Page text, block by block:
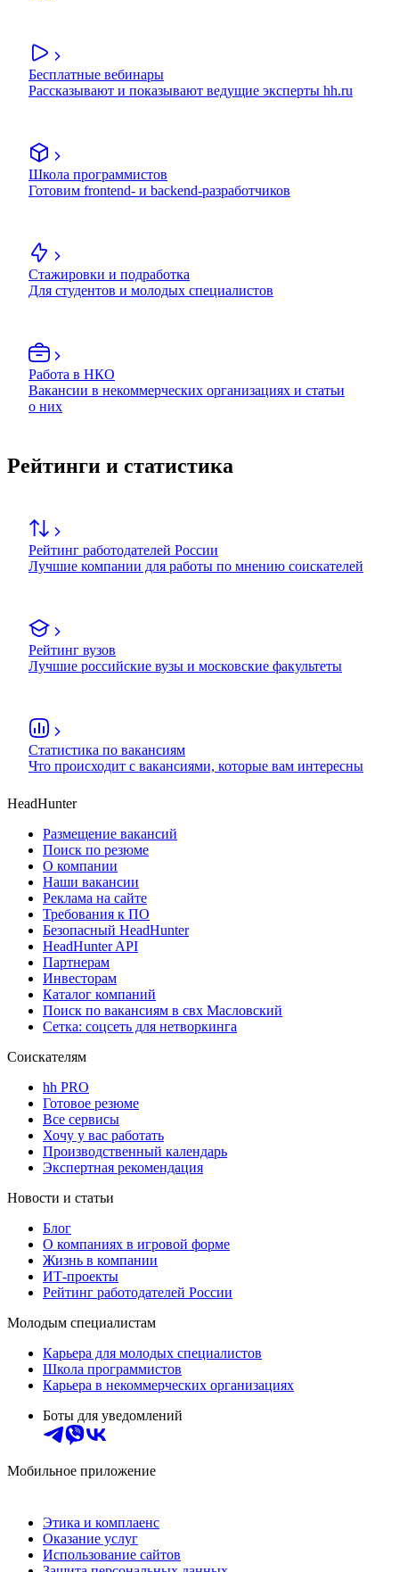
Бесплатные вебинары
Рассказывают и показывают ведущие эксперты hh.ru
Школа программистов
Готовим frontend- и backend-разработчиков
Стажировки и подработка
Для студентов и молодых специалистов
Работа в НКО
Вакансии в некоммерческих организациях и статьи
о них
Рейтинги и статистика
Рейтинг работодателей России
Лучшие компании для работы по мнению соискателей
Рейтинг вузов
Лучшие российские вузы и московские факультеты
Статистика по вакансиям
Что происходит с вакансиями, которые вам интересны
HeadHunter
Размещение вакансий
Поиск по резюме
О компании
Наши вакансии
Реклама на сайте
Требования к ПО
Безопасный HeadHunter
HeadHunter API
Партнерам
Инвесторам
Каталог компаний
Поиск по вакансиям в свх Масловский
Сетка: соцсеть для нетворкинга
Соискателям
hh PRO
Готовое резюме
Все сервисы
Хочу у вас работать
Производственный календарь
Экспертная рекомендация
Новости и статьи
Блог
О компаниях в игровой форме
Жизнь в компании
ИТ-проекты
Рейтинг работодателей России
Молодым специалистам
Карьера для молодых специалистов
Школа программистов
Карьера в некоммерческих организациях
Боты для уведомлений
Мобильное приложение
Этика и комплаенс
Оказание услуг
Использование сайтов